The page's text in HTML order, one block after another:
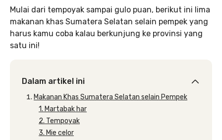
Mulai dari tempoyak sampai gulo puan, berikut ini lima
makanan khas Sumatera Selatan selain pempek yang
harus kamu coba kalau berkunjung ke provinsi yang
satu ini!
Dalam artikel ini
Makanan Khas Sumatera Selatan selain Pempek
1. Martabak har
2. Tempoyak
3. Mie celor